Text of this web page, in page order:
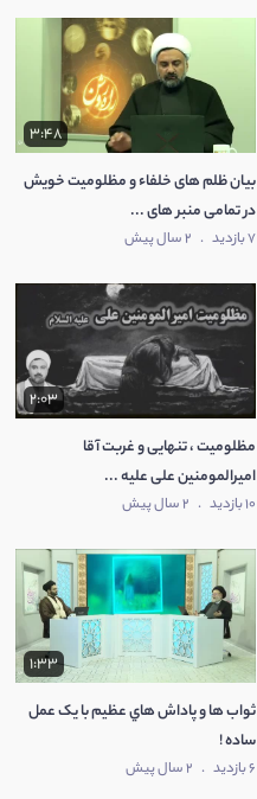
3:48
بیان ظلم های خلفاء و مظلومیت خویش
در تمامی منبر های ...
7 بازدید . 2 سال پیش
2:03
مظلومیت ، تنهایی و غربت آقا
امیرالمومنین علی علیه ...
10 بازدید . 2 سال پیش
1:33
ثواب ها و پاداش هاي عظيم با یک عمل
ساده !
6 بازدید . 2 سال پیش